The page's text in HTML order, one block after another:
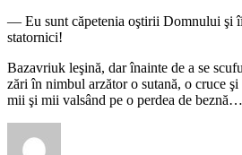
― Eu sunt căpetenia oştirii Domnului şi
statornici!
Bazavriuk leşină, dar înainte de a se
zări în nimbul arzător o sutană, o cruce şi
mii şi mii valsând pe o perdea de beznă…